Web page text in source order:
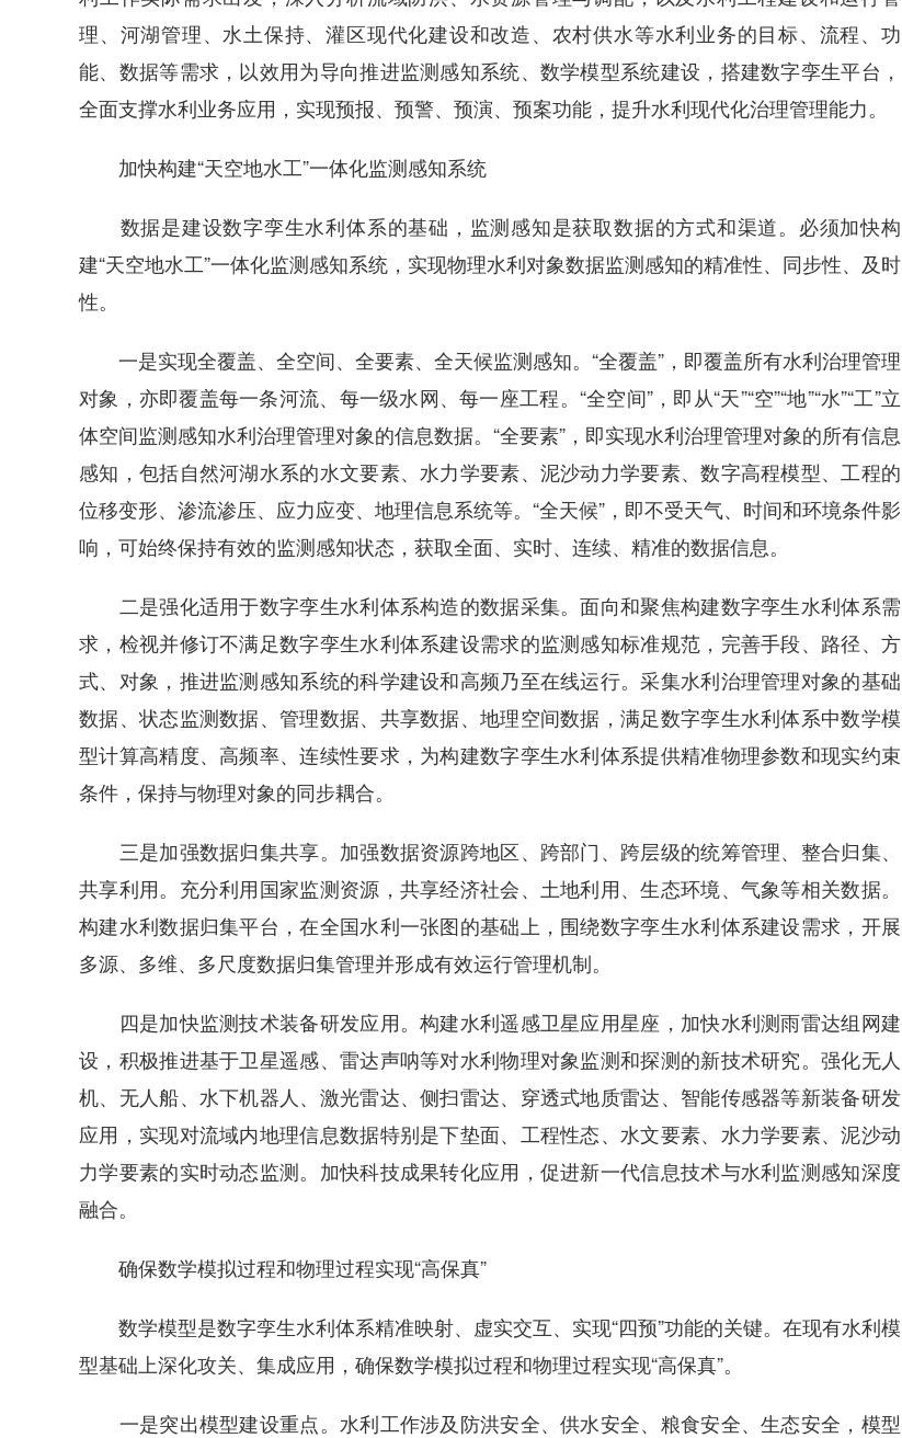
理、河湖管理、水土保持、灌区现代化建设和改造、农村供水等水利业务的目标、流程、功
能、数据等需求，以效用为导向推进监测感知系统、数学模型系统建设，搭建数字孪生平台，
全面支撑水利业务应用，实现预报、预警、预演、预案功能，提升水利现代化治理管理能力。
加快构建“天空地水工”一体化监测感知系统
数据是建设数字孪生水利体系的基础，监测感知是获取数据的方式和渠道。必须加快构
建“天空地水工”一体化监测感知系统，实现物理水利对象数据监测感知的精准性、同步性、及时
性。
一是实现全覆盖、全空间、全要素、全天候监测感知。“全覆盖”，即覆盖所有水利治理管理
对象，亦即覆盖每一条河流、每一级水网、每一座工程。“全空间”，即从“天”“空”“地”“水”“工”立
体空间监测感知水利治理管理对象的信息数据。“全要素”，即实现水利治理管理对象的所有信息
感知，包括自然河湖水系的水文要素、水力学要素、泥沙动力学要素、数字高程模型、工程的
位移变形、渗流渗压、应力应变、地理信息系统等。“全天候”，即不受天气、时间和环境条件影
响，可始终保持有效的监测感知状态，获取全面、实时、连续、精准的数据信息。
二是强化适用于数字孪生水利体系构造的数据采集。面向和聚焦构建数字孪生水利体系需
求，检视并修订不满足数字孪生水利体系建设需求的监测感知标准规范，完善手段、路径、方
式、对象，推进监测感知系统的科学建设和高频乃至在线运行。采集水利治理管理对象的基础
数据、状态监测数据、管理数据、共享数据、地理空间数据，满足数字孪生水利体系中数学模
型计算高精度、高频率、连续性要求，为构建数字孪生水利体系提供精准物理参数和现实约束
条件，保持与物理对象的同步耦合。
三是加强数据归集共享。加强数据资源跨地区、跨部门、跨层级的统筹管理、整合归集、
共享利用。充分利用国家监测资源，共享经济社会、土地利用、生态环境、气象等相关数据。
构建水利数据归集平台，在全国水利一张图的基础上，围绕数字孪生水利体系建设需求，开展
多源、多维、多尺度数据归集管理并形成有效运行管理机制。
四是加快监测技术装备研发应用。构建水利遥感卫星应用星座，加快水利测雨雷达组网建
设，积极推进基于卫星遥感、雷达声呐等对水利物理对象监测和探测的新技术研究。强化无人
机、无人船、水下机器人、激光雷达、侧扫雷达、穿透式地质雷达、智能传感器等新装备研发
应用，实现对流域内地理信息数据特别是下垫面、工程性态、水文要素、水力学要素、泥沙动
力学要素的实时动态监测。加快科技成果转化应用，促进新一代信息技术与水利监测感知深度
融合。
确保数学模拟过程和物理过程实现“高保真”
数学模型是数字孪生水利体系精准映射、虚实交互、实现“四预”功能的关键。在现有水利模
型基础上深化攻关、集成应用，确保数学模拟过程和物理过程实现“高保真”。
一是突出模型建设重点。水利工作涉及防洪安全、供水安全、粮食安全、生态安全，模型